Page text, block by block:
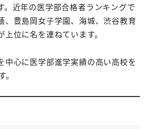
。近年の医学部合格者ランキングで
、豊島岡女子学園、海城、渋谷教育
上位に名を連ねています。
中心に医学部進学実績の高い高校を